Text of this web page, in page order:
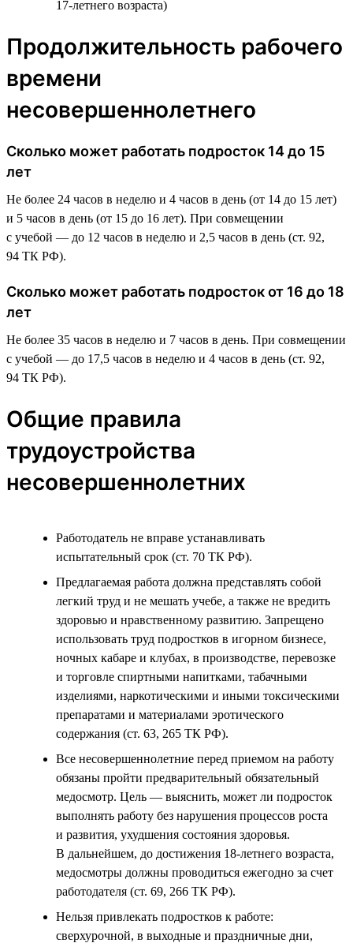
17-летнего возраста)
Продолжительность рабочего
времени
несовершеннолетнего
Сколько может работать подросток 14 до 15
лет
Не более 24 часов в неделю и 4 часов в день (от 14 до 15 лет)
и 5 часов в день (от 15 до 16 лет). При совмещении
с учебой — до 12 часов в неделю и 2,5 часов в день (ст. 92,
94 ТК РФ).
Сколько может работать подросток от 16 до 18
лет
Не более 35 часов в неделю и 7 часов в день. При совмещении
с учебой — до 17,5 часов в неделю и 4 часов в день (ст. 92,
94 ТК РФ).
Общие правила
трудоустройства
несовершеннолетних
Работодатель не вправе устанавливать
испытательный срок (ст. 70 ТК РФ).
Предлагаемая работа должна представлять собой
легкий труд и не мешать учебе, а также не вредить
здоровью и нравственному развитию. Запрещено
использовать труд подростков в игорном бизнесе,
ночных кабаре и клубах, в производстве, перевозке
и торговле спиртными напитками, табачными
изделиями, наркотическими и иными токсическими
препаратами и материалами эротического
содержания (ст. 63, 265 ТК РФ).
Все несовершеннолетние перед приемом на работу
обязаны пройти предварительный обязательный
медосмотр. Цель — выяснить, может ли подросток
выполнять работу без нарушения процессов роста
и развития, ухудшения состояния здоровья.
В дальнейшем, до достижения 18-летнего возраста,
медосмотры должны проводиться ежегодно за счет
работодателя (ст. 69, 266 ТК РФ).
Нельзя привлекать подростков к работе:
сверхурочной, в выходные и праздничные дни,